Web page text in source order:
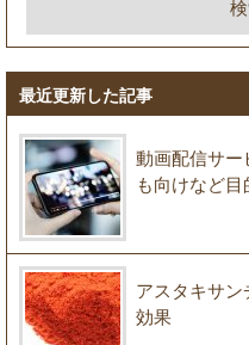
最近更新した記事
動画配信サー
も向けなど
アスタキサ
効果